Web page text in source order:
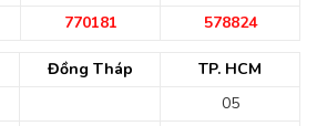
770181 578824
Đồng Tháp
TP. HCM
05